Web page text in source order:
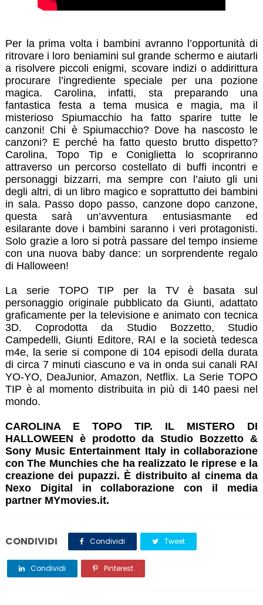
Per la prima volta i bambini avranno l’opportunità di
ritrovare i loro beniamini sul grande schermo e aiutarli
a risolvere piccoli enigmi, scovare indizi o addirittura
procurare l’ingrediente speciale per una pozione
magica. Carolina, infatti, sta preparando una
fantastica festa a tema musica e magia, ma il
misterioso Spiumacchio ha fatto sparire tutte le
canzoni! Chi è Spiumacchio? Dove ha nascosto le
canzoni? E perché ha fatto questo brutto dispetto?
Carolina, Topo Tip e Coniglietta lo scopriranno
attraverso un percorso costellato di buffi incontri e
personaggi bizzarri, ma sempre con l’aiuto gli uni
degli altri, di un libro magico e soprattutto dei bambini
in sala. Passo dopo passo, canzone dopo canzone,
questa sarà un’avventura entusiasmante ed
esilarante dove i bambini saranno i veri protagonisti.
Solo grazie a loro si potrà passare del tempo insieme
con una nuova baby dance: un sorprendente regalo
di Halloween!
La serie TOPO TIP per la TV è basata sul
personaggio originale pubblicato da Giunti, adattato
graficamente per la televisione e animato con tecnica
3D. Coprodotta da Studio Bozzetto, Studio
Campedelli, Giunti Editore, RAI e la società tedesca
m4e, la serie si compone di 104 episodi della durata
di circa 7 minuti ciascuno e va in onda sui canali RAI
YO-YO, DeaJunior, Amazon, Netflix. La Serie TOPO
TIP è al momento distribuita in più di 140 paesi nel
mondo.
CAROLINA E TOPO TIP. IL MISTERO DI
HALLOWEEN è prodotto da Studio Bozzetto &
Sony Music Entertainment Italy in collaborazione
con The Munchies che ha realizzato le riprese e la
creazione dei pupazzi. È distribuito al cinema da
Nexo Digital in collaborazione con il media
partner MYmovies.it.
CONDIVIDI Condividi Tweet
Condividi Pinterest